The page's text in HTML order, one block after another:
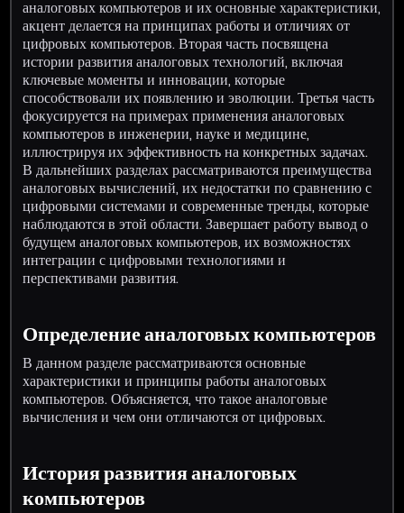
аналоговых компьютеров и их основные характеристики,
акцент делается на принципах работы и отличиях от
цифровых компьютеров. Вторая часть посвящена
истории развития аналоговых технологий, включая
ключевые моменты и инновации, которые
способствовали их появлению и эволюции. Третья часть
фокусируется на примерах применения аналоговых
компьютеров в инженерии, науке и медицине,
иллюстрируя их эффективность на конкретных задачах.
В дальнейших разделах рассматриваются преимущества
аналоговых вычислений, их недостатки по сравнению с
цифровыми системами и современные тренды, которые
наблюдаются в этой области. Завершает работу вывод о
будущем аналоговых компьютеров, их возможностях
интеграции с цифровыми технологиями и
перспективами развития.
Определение аналоговых компьютеров
В данном разделе рассматриваются основные
характеристики и принципы работы аналоговых
компьютеров. Объясняется, что такое аналоговые
вычисления и чем они отличаются от цифровых.
История развития аналоговых
компьютеров